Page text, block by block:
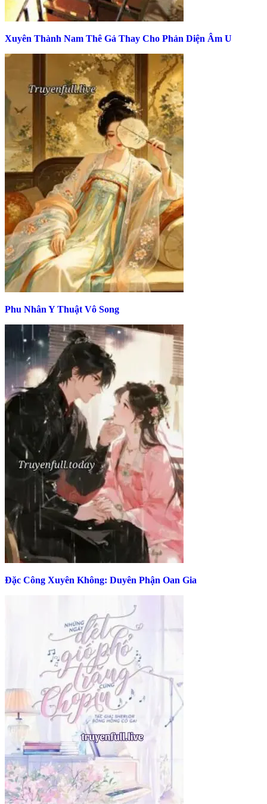
Xuyên Thành Nam Thê Gả Thay Cho Phản Diện Âm U
Phu Nhân Y Thuật Vô Song
Đặc Công Xuyên Không: Duyên Phận Oan Gia